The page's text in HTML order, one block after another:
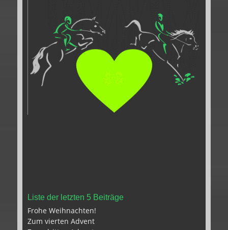
Liste der letzten 5 Beiträge
Frohe Weihnachten!
Zum vierten Advent